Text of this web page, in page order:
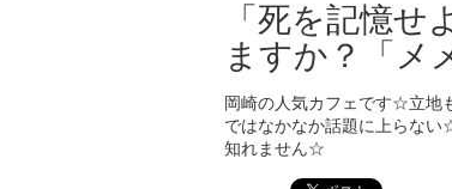
「死を記憶
ますか？「メ
岡崎の人気カフェです☆立地
ではなかなか話題に上らな
知れません☆